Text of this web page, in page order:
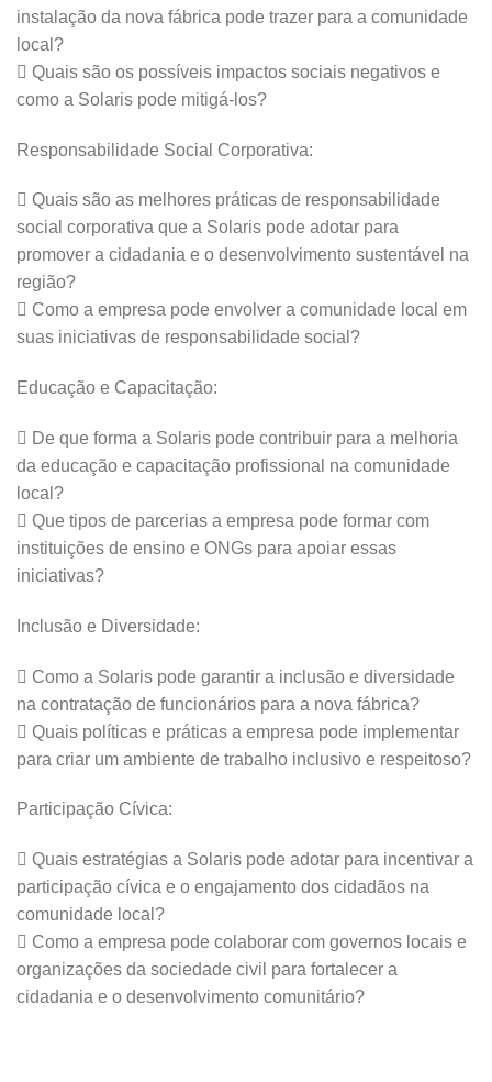
instalação da nova fábrica pode trazer para a comunidade
local?
 Quais são os possíveis impactos sociais negativos e
como a Solaris pode mitigá-los?
Responsabilidade Social Corporativa:
 Quais são as melhores práticas de responsabilidade
social corporativa que a Solaris pode adotar para
promover a cidadania e o desenvolvimento sustentável na
região?
 Como a empresa pode envolver a comunidade local em
suas iniciativas de responsabilidade social?
Educação e Capacitação:
 De que forma a Solaris pode contribuir para a melhoria
da educação e capacitação profissional na comunidade
local?
 Que tipos de parcerias a empresa pode formar com
instituições de ensino e ONGs para apoiar essas
iniciativas?
Inclusão e Diversidade:
 Como a Solaris pode garantir a inclusão e diversidade
na contratação de funcionários para a nova fábrica?
 Quais políticas e práticas a empresa pode implementar
para criar um ambiente de trabalho inclusivo e respeitoso?
Participação Cívica:
 Quais estratégias a Solaris pode adotar para incentivar a
participação cívica e o engajamento dos cidadãos na
comunidade local?
 Como a empresa pode colaborar com governos locais e
organizações da sociedade civil para fortalecer a
cidadania e o desenvolvimento comunitário?